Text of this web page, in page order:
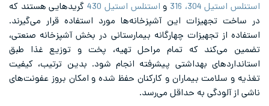
استنلس استیل 304،
316 و استنلس استیل 430
گریدهایی هستند که
در ساخت تجهیزات این آشپزخانه‌ها مورد استفاده قرار می‌گیرند.
استفاده از تجهیزات چهارگانه بیمارستانی در بخش آشپزخانه صنعتی،
تضمین می‌کند که تمام مراحل تهیه، پخت و توزیع غذا طبق
استانداردهای بهداشتی پیشرفته انجام شود. بدین ترتیب، کیفیت
تغذیه و سلامت بیماران و کارکنان حفظ شده و امکان بروز عفونت‌های
ناشی از آلودگی به حداقل می‌رسد.